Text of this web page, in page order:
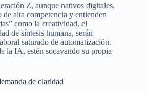
Z, aunque nativos digitales,
alta competencia y entienden
como la creatividad, el
de síntesis humana, serán
saturado de automatización.
la IA, estén socavando su propia
de claridad